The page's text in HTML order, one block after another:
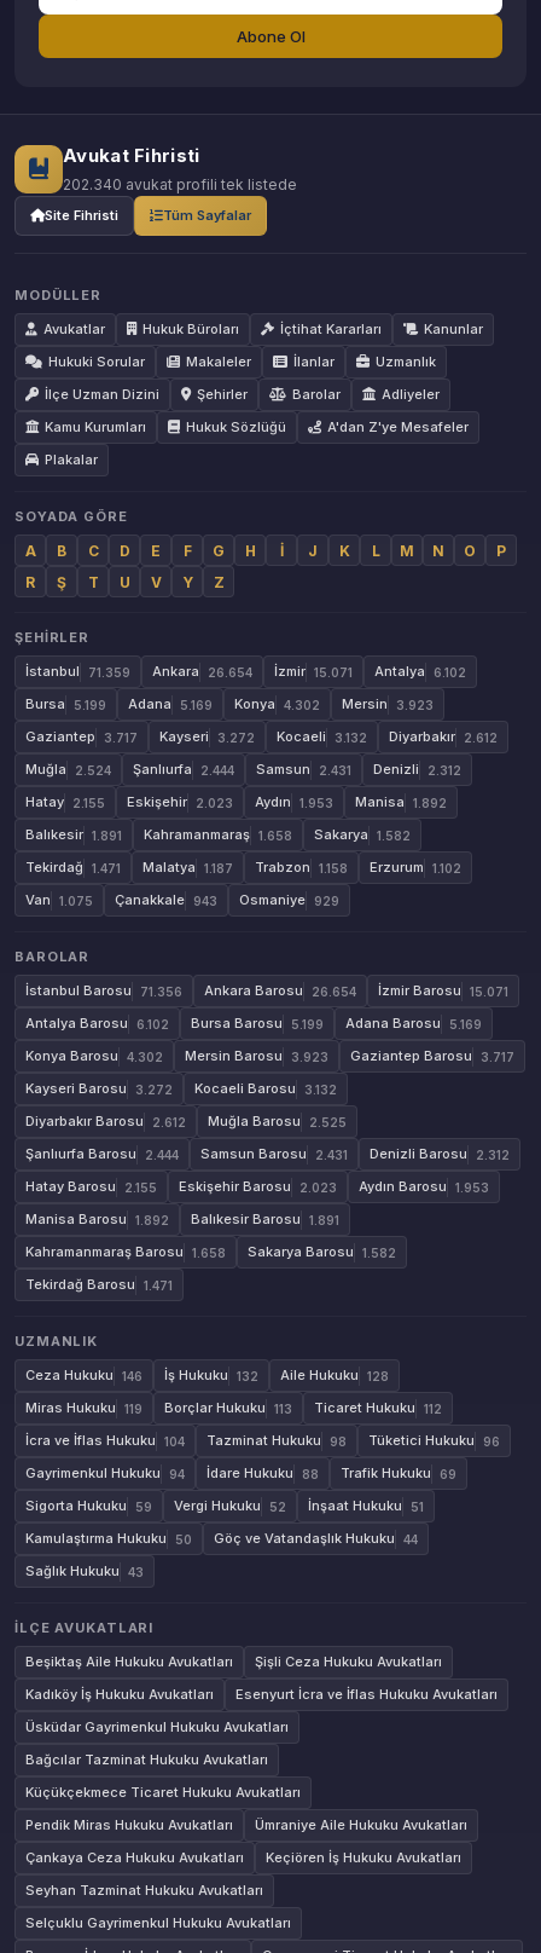
Abone Ol
Avukat Fihristi
202.340 avukat profili tek listede
Site Fihristi Tüm Sayfalar
MODÜLLER
Avukatlar
Hukuk Büroları İçtihat Kararları
Kanunlar
Hukuki Sorular
Makaleler İlanlar
Uzmanlık
İlçe Uzman Dizini
Şehirler Barolar
Adliyeler
Kamu Kurumları
Hukuk Sözlüğü
A'dan Z'ye Mesafeler
Plakalar
SOYADA GÖRE
A B C D E F G H İ J K L M N O
P
R
Ş T U V Y Z
ŞEHIRLER
İstanbul
71.359 Ankara 26.654 İzmir 15.071 Antalya 6.102
Bursa 5.199 Adana 5.169 Konya 4.302 Mersin 3.923
Gaziantep 3.717 Kayseri 3.272 Kocaeli 3.132 Diyarbakır 2.612
Muğla 2.524 Şanlıurfa 2.444 Samsun 2.431 Denizli 2.312
Hatay 2.155 Eskişehir 2.023 Aydın 1.953 Manisa 1.892
Balıkesir 1.891 Kahramanmaraş 1.658 Sakarya 1.582
Tekirdağ 1.471 Malatya 1.187 Trabzon 1.158 Erzurum 1.102
Van 1.075 Çanakkale 943 Osmaniye 929
BAROLAR
İstanbul Barosu
71.356 Ankara Barosu 26.654 İzmir Barosu 15.071
Antalya Barosu 6.102 Bursa Barosu 5.199 Adana Barosu 5.169
Konya Barosu 4.302 Mersin Barosu 3.923 Gaziantep Barosu 3.717
Kayseri Barosu 3.272 Kocaeli Barosu 3.132
Diyarbakır Barosu 2.612 Muğla Barosu 2.525
Şanlıurfa Barosu 2.444 Samsun Barosu 2.431 Denizli Barosu 2.312
Hatay Barosu 2.155 Eskişehir Barosu 2.023 Aydın Barosu 1.953
Manisa Barosu 1.892 Balıkesir Barosu 1.891
Kahramanmaraş Barosu 1.658 Sakarya Barosu 1.582
Tekirdağ Barosu 1.471
UZMANLIK
Ceza Hukuku
146 İş Hukuku 132 Aile Hukuku 128
Miras Hukuku 119 Borçlar Hukuku 113 Ticaret Hukuku 112
İcra ve İflas Hukuku 104 Tazminat Hukuku 98 Tüketici Hukuku 96
Gayrimenkul Hukuku 94 İdare Hukuku 88 Trafik Hukuku 69
Sigorta Hukuku 59 Vergi Hukuku 52 İnşaat Hukuku 51
Kamulaştırma Hukuku 50 Göç ve Vatandaşlık Hukuku 44
Sağlık Hukuku 43
İLÇE AVUKATLARI
Beşiktaş Aile Hukuku Avukatları
Şişli Ceza Hukuku Avukatları
Kadıköy İş Hukuku Avukatları
Esenyurt İcra ve İflas Hukuku Avukatları
Üsküdar Gayrimenkul Hukuku Avukatları
Bağcılar Tazminat Hukuku Avukatları
Küçükçekmece Ticaret Hukuku Avukatları
Pendik Miras Hukuku Avukatları
Ümraniye Aile Hukuku Avukatları
Çankaya Ceza Hukuku Avukatları
Keçiören İş Hukuku Avukatları
Seyhan Tazminat Hukuku Avukatları
Selçuklu Gayrimenkul Hukuku Avukatları